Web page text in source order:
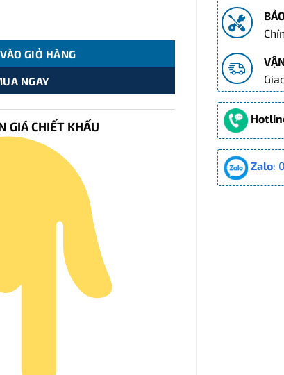
GIỎ HÀNG
NGAY
GIÁ CHIẾT KHẤU
Zalo: